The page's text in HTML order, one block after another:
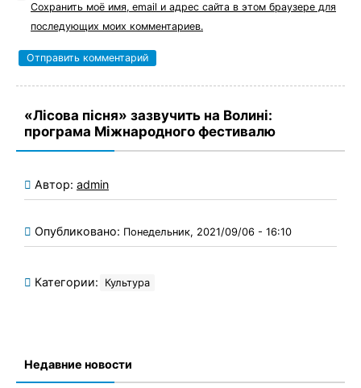
Сохранить моё имя, email и адрес сайта в этом браузере для
последующих моих комментариев.
«Лісова пісня» зазвучить на Волині:
програма Міжнародного фестивалю
Автор: admin
Опубликовано: Понедельник, 2021/09/06 - 16:10
Категории: Культура
Недавние новости